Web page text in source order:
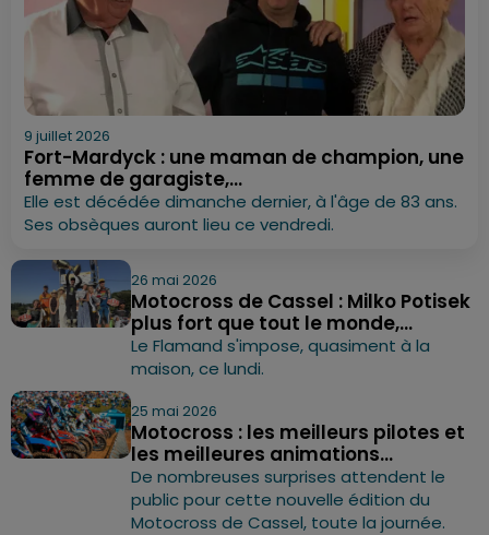
9 juillet 2026
Fort-Mardyck : une maman de champion, une
femme de garagiste,...
Elle est décédée dimanche dernier, à l'âge de 83 ans.
Ses obsèques auront lieu ce vendredi.
26 mai 2026
Motocross de Cassel : Milko Potisek
plus fort que tout le monde,...
Le Flamand s'impose, quasiment à la
maison, ce lundi.
25 mai 2026
Motocross : les meilleurs pilotes et
les meilleures animations...
De nombreuses surprises attendent le
public pour cette nouvelle édition du
Motocross de Cassel, toute la journée.